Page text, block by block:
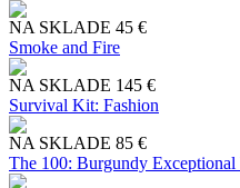
NA SKLADE 45 €
Smoke and Fire
NA SKLADE 145 €
Survival Kit: Fashion
NA SKLADE 85 €
The 100: Burgundy